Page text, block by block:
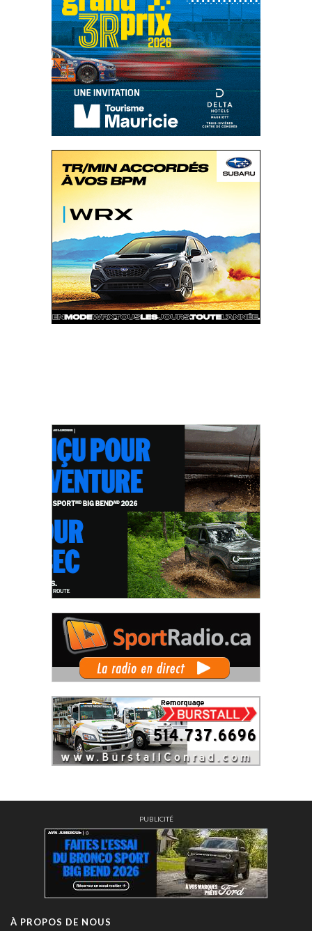
PUBLICITÉ
À PROPOS DE NOUS